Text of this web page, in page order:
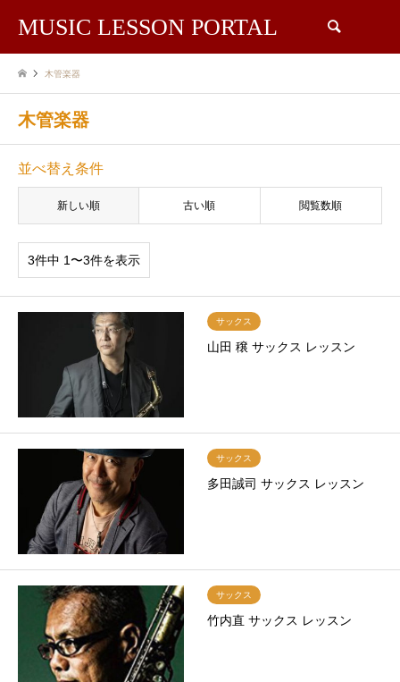
MUSIC LESSON PORTAL
木管楽器
木管楽器
並べ替え条件
新しい順 古い順 閲覧数順
3件中 1〜3件を表示
サックス
山田 穣 サックス レッスン
サックス
多田誠司 サックス レッスン
サックス
竹内直 サックス レッスン